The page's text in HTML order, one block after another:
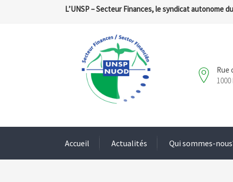
L’UNSP – Secteur Finances, le syndicat autonome
Rue
Accueil Actualités Qui sommes-